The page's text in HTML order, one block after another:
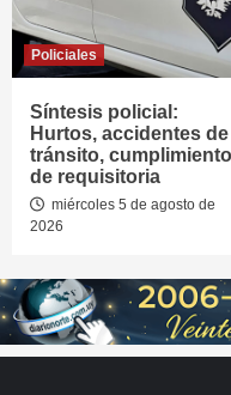
Policiales
Síntesis policial:
Hurtos, accidentes de
tránsito, cumplimiento
de requisitoria
miércoles 5 de agosto de
2026